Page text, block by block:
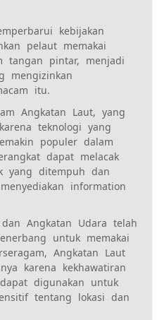
kebijakan
pelaut memakai
tangan pintar, menjadi
mengizinkan
itu.
Angkatan Laut, yang
teknologi yang
populer dalam
dapat melacak
yang ditempuh dan
information
Angkatan Udara telah
untuk memakai
Angkatan Laut
karena kekhawatiran
digunakan untuk
tentang lokasi dan